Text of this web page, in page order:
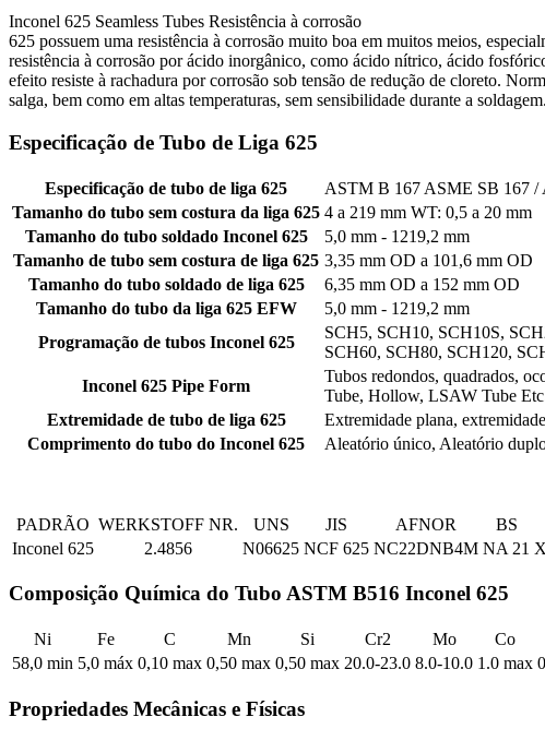
Inconel 625 Seamless Tubes Resistência à corrosão
625 possuem uma resistência à corrosão muito boa em muitos meios,
resistência à corrosão por ácido inorgânico, como ácido nítrico, ácido
efeito resiste à rachadura por corrosão sob tensão de redução de cloreto.
salga, bem como em altas temperaturas, sem sensibilidade durante a
Especificação de Tubo de Liga 625
Especificação de tubo de liga 625
ASTM B 167 ASME SB 167
Tamanho do tubo sem costura da liga 625 4 a 219 mm WT: 0,5 a 20 mm
Tamanho do tubo soldado Inconel 625
5,0 mm - 1219,2 mm
Tamanho de tubo sem costura de liga 625 3,35 mm OD a 101,6 mm OD
Tamanho do tubo soldado de liga 625
6,35 mm OD a 152 mm OD
Tamanho do tubo da liga 625 EFW
5,0 mm - 1219,2 mm
Programação de tubos Inconel 625
SCH5, SCH10, SCH10S,
SCH60, SCH80, SCH120,
Inconel 625 Pipe Form
Tubos redondos, quadrados,
Tube, Hollow, LSAW Tube
Extremidade de tubo de liga 625
Extremidade plana,
Comprimento do tubo do Inconel 625
Aleatório único, Aleatório
PADRÃO WERKSTOFF NR. UNS JIS AFNOR BS
Inconel 625
2.4856 N06625 NCF 625 NC22DNB4M NA 21
Composição Química do Tubo ASTM B516 Inconel 625
Ni Fe C Mn Si Cr2 Mo Co
58,0 min 5,0 máx 0,10 max 0,50 max 0,50 max 20.0-23.0 8.0-10.0 1.0 max
Propriedades Mecânicas e Físicas